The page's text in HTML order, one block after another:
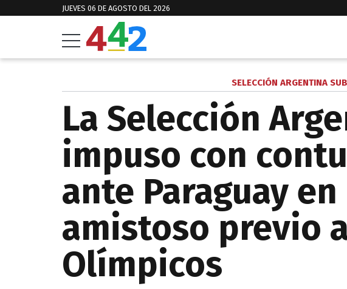
JUEVES 06 DE AGOSTO DEL 2026
SELECCIÓN ARGENTINA
La Selección
impuso con
ante Paraguay en
amistoso previo
Olímpicos